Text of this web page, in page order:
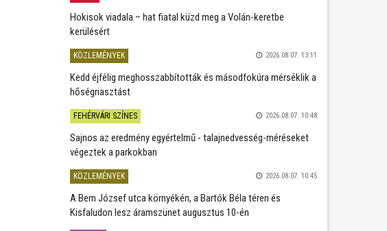
Hokisok viadala – hat fiatal küzd meg a Volán-keretbe
kerülésért
KÖZLEMÉNYEK 2026.08.07. 13:11
Kedd éjfélig meghosszabbították és másodfokúra mérséklik a
hőségriasztást
FEHÉRVÁRI SZÍNES 2026.08.07. 10:48
Sajnos az eredmény egyértelmű - talajnedvesség-méréseket
végeztek a parkokban
KÖZLEMÉNYEK 2026.08.07. 10:45
A Bem József utca környékén, a Bartók Béla téren és
Kisfaludon lesz áramszünet augusztus 10-én